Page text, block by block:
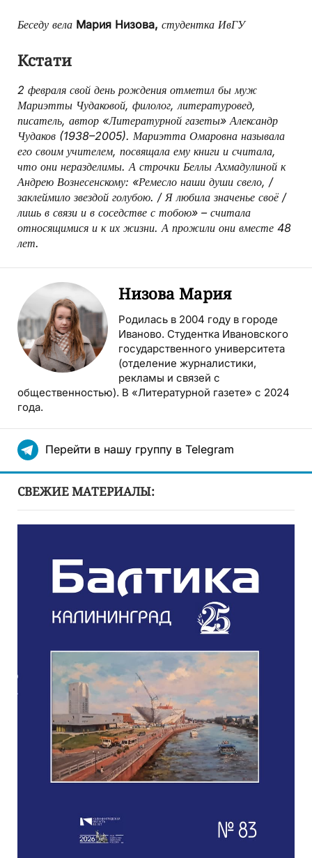
Беседу вела Мария Низова, студентка ИвГУ
Кстати
2 февраля свой день рождения отметил бы муж
Мариэтты Чудаковой, филолог, литературовед,
писатель, автор «Литературной газеты» Александр
Чудаков (1938–2005). Мариэтта Омаровна называла
его своим учителем, посвящала ему книги и считала,
что они неразделимы. А строчки Беллы Ахмадулиной к
Андрею Вознесенскому: «Ремесло наши души свело, /
заклеймило звездой голубою. / Я любила значенье своё /
лишь в связи и в соседстве с тобою» – считала
относящимися и к их жизни. А прожили они вместе 48
лет.
Низова Мария
Родилась в 2004 году в городе
Иваново. Студентка Ивановского
государственного университета
(отделение журналистики,
рекламы и связей с
общественностью). В «Литературной газете» с 2024
года.
Перейти в нашу группу в Telegram
СВЕЖИЕ МАТЕРИАЛЫ: